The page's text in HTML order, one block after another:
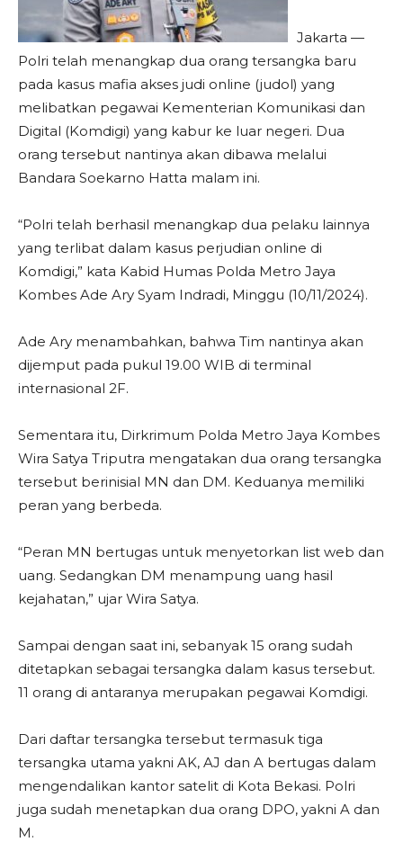
Jakarta —
Polri telah menangkap dua orang tersangka baru
pada kasus mafia akses judi online (judol) yang
melibatkan pegawai Kementerian Komunikasi dan
Digital (Komdigi) yang kabur ke luar negeri. Dua
orang tersebut nantinya akan dibawa melalui
Bandara Soekarno Hatta malam ini.
“Polri telah berhasil menangkap dua pelaku lainnya
yang terlibat dalam kasus perjudian online di
Komdigi,” kata Kabid Humas Polda Metro Jaya
Kombes Ade Ary Syam Indradi, Minggu (10/11/2024).
Ade Ary menambahkan, bahwa Tim nantinya akan
dijemput pada pukul 19.00 WIB di terminal
internasional 2F.
Sementara itu, Dirkrimum Polda Metro Jaya Kombes
Wira Satya Triputra mengatakan dua orang tersangka
tersebut berinisial MN dan DM. Keduanya memiliki
peran yang berbeda.
“Peran MN bertugas untuk menyetorkan list web dan
uang. Sedangkan DM menampung uang hasil
kejahatan,” ujar Wira Satya.
Sampai dengan saat ini, sebanyak 15 orang sudah
ditetapkan sebagai tersangka dalam kasus tersebut.
11 orang di antaranya merupakan pegawai Komdigi.
Dari daftar tersangka tersebut termasuk tiga
tersangka utama yakni AK, AJ dan A bertugas dalam
mengendalikan kantor satelit di Kota Bekasi. Polri
juga sudah menetapkan dua orang DPO, yakni A dan
M.